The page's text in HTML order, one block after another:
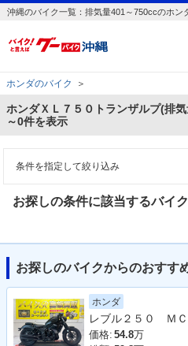
沖縄のバイク一覧：排気量401～750ccのホ
ホンダのバイク ＞
ホンダＸＬ７５０トランザルプ(排
～0件を表示
条件を指定して絞り込み
お探しの条件に該当するバイ
お探しのバイクからのおすす
ホンダ
価格: 54.8万